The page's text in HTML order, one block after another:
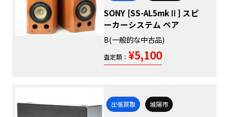
SONY [SS-AL5mkⅡ] スピ
ーカーシステム ペア
B(一般的な中古品)
査定額： ¥5,100
出張買取 城陽市